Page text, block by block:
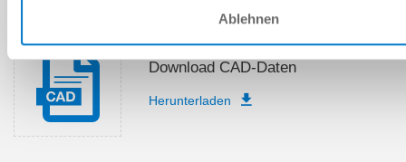
Ablehnen
Download CAD-Daten
Herunterladen